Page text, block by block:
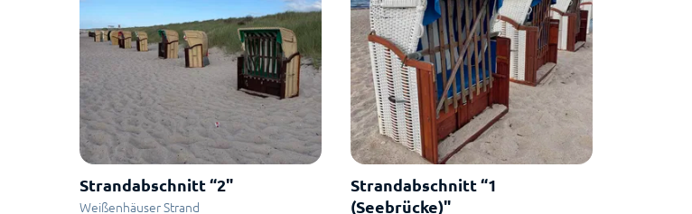
Strandabschnitt “2"
Weißenhäuser Strand
Strandabschnitt “1
(Seebrücke)"